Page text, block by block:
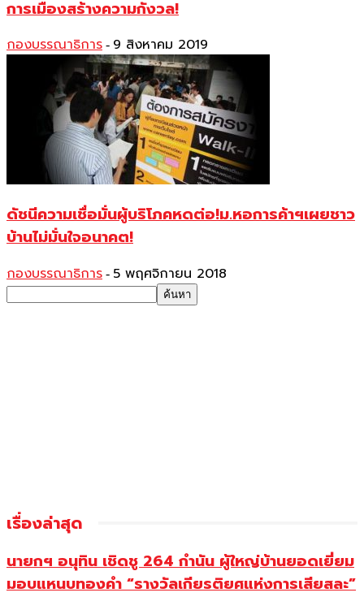
การเมืองสร้างความกังวล!
กองบรรณาธิการ - 9 สิงหาคม 2019
ดัชนีความเชื่อมั่นผู้บริโภคหดต่อ!ม.หอการค้าฯเผยชาว
บ้านไม่มั่นใจอนาคต!
กองบรรณาธิการ - 5 พฤศจิกายน 2018
เรื่องล่าสุด
นายกฯ อนุทิน เชิดชู 264 กำนัน ผู้ใหญ่บ้านยอดเยี่ยม
มอบแหนบทองคำ “รางวัลเกียรติยศแห่งการเสียสละ”